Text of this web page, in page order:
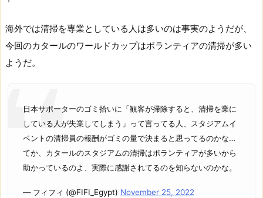
海外では清掃を専業としている人は多いのは事実のようだが、
今回のカタールのワールドカップはボランティアの清掃が多い
ようだ。
日本サポーターのゴミ拾いに「観客が掃除すると、清掃を業に
している人が失業してしまう」って言ってる人、スタジアムイ
ベントの清掃員の報酬がゴミの量で決まると思ってるのかな…
てか、カタールのスタジアムの清掃はボランティアが多いから
助かっているのよ、実際に感謝されてるのを知らないのかな。
— フィフィ (@FIFI_Egypt) November 25, 2022